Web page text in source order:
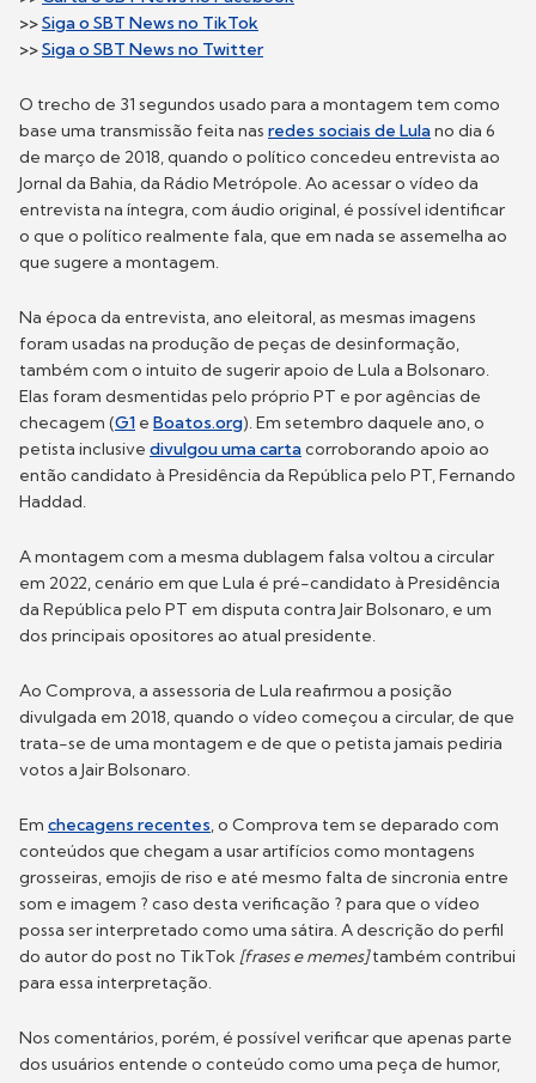
>>Siga o SBT News no TikTok
>>Siga o SBT News no Twitter
O trecho de 31 segundos usado para a montagem tem como
base uma transmissão feita nas redes sociais de Lulano dia 6
de março de 2018, quando o político concedeu entrevista ao
Jornal da Bahia, da Rádio Metrópole. Ao acessar o vídeo da
entrevista na íntegra, com áudio original, é possível identificar
o que o político realmente fala, que em nada se assemelha ao
que sugere a montagem.
Na época da entrevista, ano eleitoral, as mesmas imagens
foram usadas na produção de peças de desinformação,
também com o intuito de sugerir apoio de Lula a Bolsonaro.
Elas foram desmentidas pelo próprio PT e por agências de
checagem (G1 e Boatos.org). Em setembro daquele ano, o
petista inclusive divulgou uma cartacorroborando apoio ao
então candidato à Presidência da República pelo PT, Fernando
Haddad.
A montagem com a mesma dublagem falsa voltou a circular
em 2022, cenário em que Lula é pré-candidato à Presidência
da República pelo PT em disputa contra Jair Bolsonaro, e um
dos principais opositores ao atual presidente.
Ao Comprova, a assessoria de Lula reafirmou a posição
divulgada em 2018, quando o vídeo começou a circular, de que
trata-se de uma montagem e de que o petista jamais pediria
votos a Jair Bolsonaro.
Em checagens recentes, o Comprova tem se deparado com
conteúdos que chegam a usar artifícios como montagens
grosseiras, emojis de riso e até mesmo falta de sincronia entre
som e imagem ? caso desta verificação ? para que o vídeo
possa ser interpretado como uma sátira. A descrição do perfil
do autor do post no TikTok [frases e memes] também contribui
para essa interpretação.
Nos comentários, porém, é possível verificar que apenas parte
dos usuários entende o conteúdo como uma peça de humor,